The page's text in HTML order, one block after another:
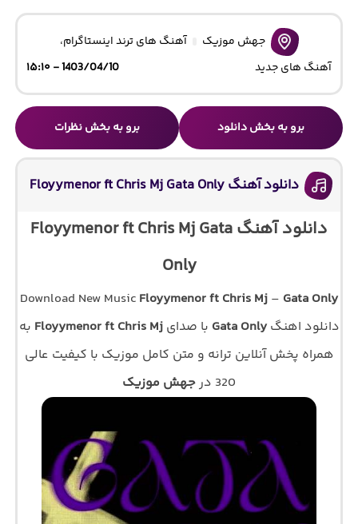
جهش موزیک آهنگ های ترند اینستاگرام،
آهنگ های جدید
1403/04/10 - ۱۵:۱۰
برو به بخش دانلود برو به بخش نظرات
دانلود آهنگ Floyymenor ft Chris Mj Gata Only
دانلود آهنگ Floyymenor ft Chris Mj Gata
Only
Download New Music Floyymenor ft Chris Mj – Gata Only
دانلود اهنگGata Only با صدایFloyymenor ft Chris Mj به
همراه پخش آنلاین ترانه و متن کامل موزیک با کیفیت عالی
320 در
جهش موزیک